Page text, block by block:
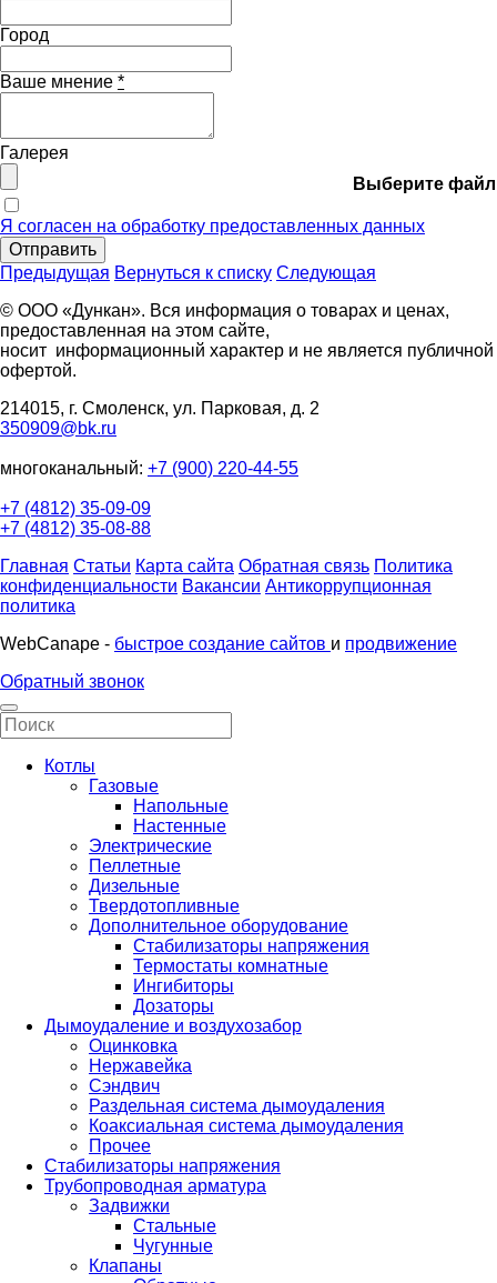
Город
Ваше мнение *
Галерея
Выберите файл
Я согласен на обработку предоставленных данных
Отправить
Предыдущая Вернуться к списку Следующая
© ООО «Дункан». Вся информация о товарах и ценах,
предоставленная на этом сайте,
носит информационный характер и не является публичной
офертой.
214015, г. Смоленск, ул. Парковая, д. 2
350909@bk.ru
многоканальный: +7 (900) 220-44-55
+7 (4812) 35-09-09
+7 (4812) 35-08-88
Главная Статьи Карта сайта Обратная связь Политика
конфиденциальности Вакансии Антикоррупционная
политика
WebCanape - быстрое создание сайтов и продвижение
Обратный звонок
Котлы
Газовые
Напольные
Настенные
Электрические
Пеллетные
Дизельные
Твердотопливные
Дополнительное оборудование
Стабилизаторы напряжения
Термостаты комнатные
Ингибиторы
Дозаторы
Дымоудаление и воздухозабор
Оцинковка
Нержавейка
Сэндвич
Раздельная система дымоудаления
Коаксиальная система дымоудаления
Прочее
Стабилизаторы напряжения
Трубопроводная арматура
Задвижки
Стальные
Чугунные
Клапаны